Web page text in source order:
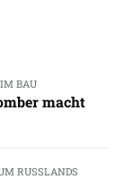
BAU
macht
RUSSLANDS